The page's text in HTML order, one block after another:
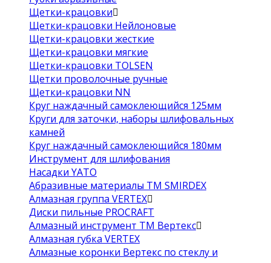
Щетки-крацовки
Щетки-крацовки Нейлоновые
Щетки-крацовки жесткие
Щетки-крацовки мягкие
Щетки-крацовки TOLSEN
Щетки проволочные ручные
Щетки-крацовки NN
Круг наждачный самоклеющийся 125мм
Круги для заточки, наборы шлифовальных
камней
Круг наждачный самоклеющийся 180мм
Инструмент для шлифования
Насадки YATO
Абразивные материалы ТМ SMIRDEX
Алмазная группа VERTEX
Диски пильные PROCRAFT
Алмазный инструмент ТМ Вертекс
Алмазная губка VERTEX
Алмазные коронки Вертекс по стеклу и